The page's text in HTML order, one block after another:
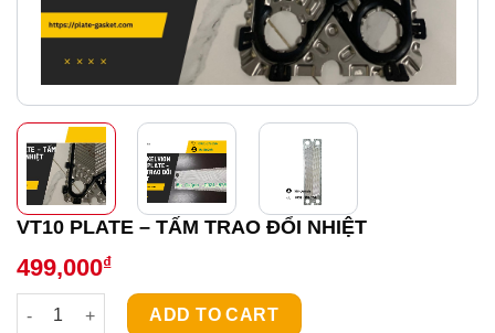
VT10 PLATE – TẤM TRAO ĐỔI NHIỆT
499,000₫
VT10 PLATE - TẤM TRAO ĐỔI NHIỆT quantity
ADD TO CART